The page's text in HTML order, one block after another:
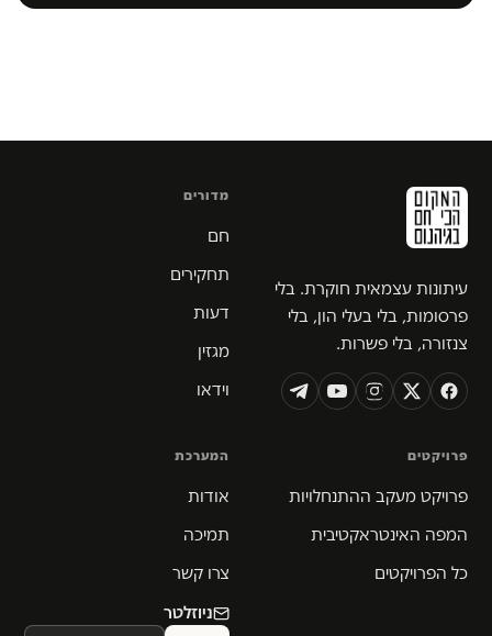
עיתונות עצמאית חוקרת. בלי
פרסומות, בלי בעלי הון, בלי
צנזורה, בלי פשרות.
מדורים
חם
תחקירים
דעות
מגזין
וידאו
פרויקטים
פרויקט מעקב ההתנחלויות
המפה האינטראקטיבית
כל הפרויקטים
המערכת
אודות
תמיכה
צרו קשר
ניוזלטר